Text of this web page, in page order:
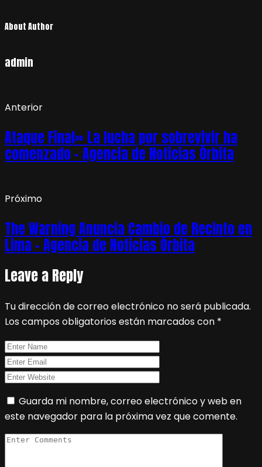
About Author
admin
Anterior
Ataque Final» La lucha por sobrevivir ha
comenzado – Agencia de Noticias Órbita
Próximo
The Warning Anuncia Cambio de Recinto en
Lima – Agencia de Noticias Órbita
Leave a Reply
Tu dirección de correo electrónico no será publicada.
Los campos obligatorios están marcados con *
Guarda mi nombre, correo electrónico y web en
este navegador para la próxima vez que comente.